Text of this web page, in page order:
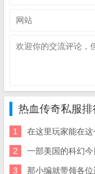
热血传奇私服排
1 在这里玩家能在
2 一部美国的科幻
3 那小编就带领各